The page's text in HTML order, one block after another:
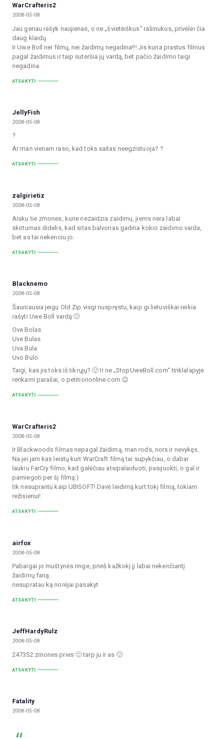
WarCrafteris2
2008-05-08
Jau geriau rašyk naujienas, o ne „švietėiškus“ rašinukus, privėlei čia
daug klaidų.
Ir Uwe Boll nei filmų, nei žaidimų negadina!!! Jis kuria prastus filmus
pagal žaidimus ir taip suteršia jų vardą, bet pačio žaidimo taigi
negadina.
ATSAKYTI
JellyFish
2008-05-08
?
Ar man vienam raso, kad toks saitas neegzistuoja? ?
ATSAKYTI
zalgirietiz
2008-05-08
Aisku tie zmones, kurie nezaidzia zaidimu, jiems nera labai
skirtumas didelis, kad sitas balvonas gadina kokio zaidimo varda,
bet as tai nekenciu jo.
ATSAKYTI
Blacknemo
2008-05-08
Šauniausia jeigu Old Zip visgi nuspręstu, kaip gi lietuviškai reikia
rašyti Uwe Boll vardą 🙂
Ove Bolas
Uve Bulas
Uva Bula
Uvo Bulo
Taigi, kas jis toks iš tikrųjų? 🙂 Ir ne „StopUweBoll.com“ tinklalapyje
renkami parašai, o petitiononline.com 😉
ATSAKYTI
WarCrafteris2
2008-05-08
Ir Blackwoods filmas nepagal žaidimą, man rods, nors ir nevykęs.
Na jei jam kas leistų kurt WarCraft filmą tai supykčiau, o dabar
laukiu FarCry filmo, kad galėčiau atsipalaiduoti, pasijuokti, o gal ir
pamiegoti per šį filmą:)
tik nesuprantu kaip UBISOFT! Davė leidimą kurt tokį filmą, tokiam
režisieriui!
ATSAKYTI
airfox
2008-05-08
Pabaigai jo muštynės ringe, prieš kažkokį jį labai nekenčiantį
žaidimų faną.
nesupratau ką norėjai pasakyt
ATSAKYTI
JeffHardyRulz
2008-05-08
247352 zmones pries 🙂 tarp ju ir as 🙂
ATSAKYTI
Fatality
2008-05-08